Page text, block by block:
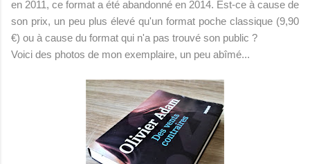
en 2011, ce format a été abandonné en 2014. Est-ce à cause de
son prix, un peu plus élevé qu'un format poche classique (9,90
€) ou à cause du format qui n'a pas trouvé son public ?
Voici des photos de mon exemplaire, un peu abîmé...